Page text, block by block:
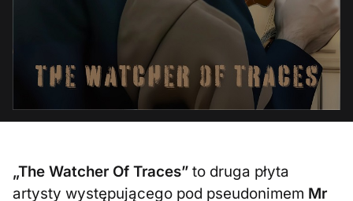
„The Watcher Of Traces” to druga płyta
artysty występującego pod pseudonimem Mr